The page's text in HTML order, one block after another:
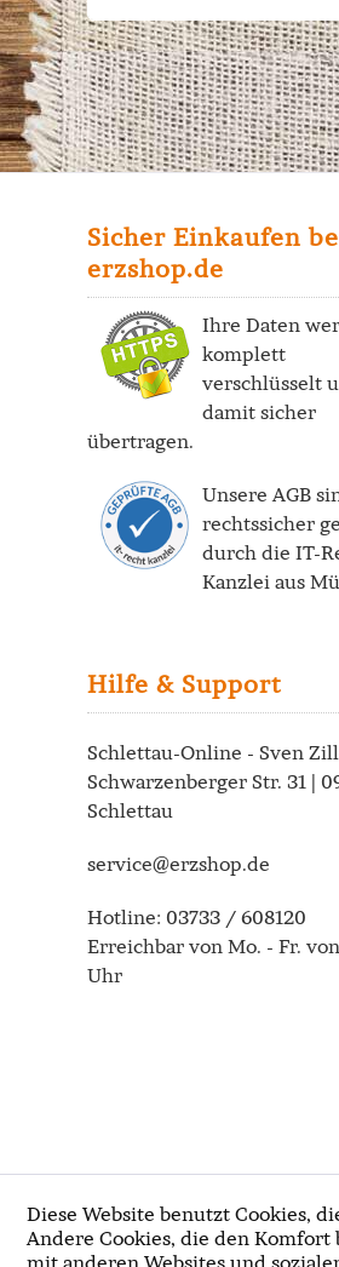
Sicher Einkaufen
erzshop.de
Ihre Daten
komplett
verschlüsselt
damit sicher
übertragen.
Unsere AGB
rechtssicher
durch die IT-
Kanzlei aus
Hilfe & Support
Schlettau-Online - Sven
Schwarzenberger Str. 31 |
Schlettau
service@erzshop.de
Hotline: 03733 / 608120
Erreichbar von Mo. - Fr.
Uhr
Diese Website benutzt Cookies,
Andere Cookies, die den
mit anderen Websites und